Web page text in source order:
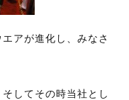
アが進化し、みなさ
してその時当社とし